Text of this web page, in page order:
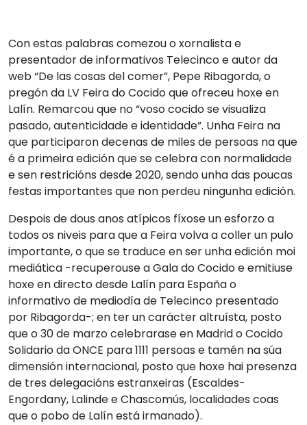
Con estas palabras comezou o xornalista e
presentador de informativos Telecinco e autor da
web “De las cosas del comer”, Pepe Ribagorda, o
pregón da LV Feira do Cocido que ofreceu hoxe en
Lalín. Remarcou que no “voso cocido se visualiza
pasado, autenticidade e identidade”. Unha Feira na
que participaron decenas de miles de persoas na que
é a primeira edición que se celebra con normalidade
e sen restricións desde 2020, sendo unha das poucas
festas importantes que non perdeu ningunha edición.
Despois de dous anos atípicos fíxose un esforzo a
todos os niveis para que a Feira volva a coller un pulo
importante, o que se traduce en ser unha edición moi
mediática -recuperouse a Gala do Cocido e emitiuse
hoxe en directo desde Lalín para España o
informativo de mediodía de Telecinco presentado
por Ribagorda-; en ter un carácter altruísta, posto
que o 30 de marzo celebrarase en Madrid o Cocido
Solidario da ONCE para 1111 persoas e tamén na súa
dimensión internacional, posto que hoxe hai presenza
de tres delegacións estranxeiras (Escaldes-
Engordany, Lalinde e Chascomús, localidades coas
que o pobo de Lalín está irmanado).